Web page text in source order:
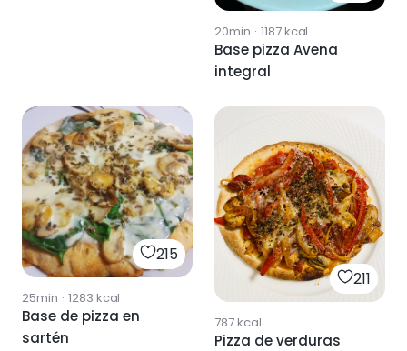
20min · 1187kcal
Base pizza Avena
integral
215
25min · 1283 kcal
Base de pizza en
sartén
211
787kcal
Pizza de verduras